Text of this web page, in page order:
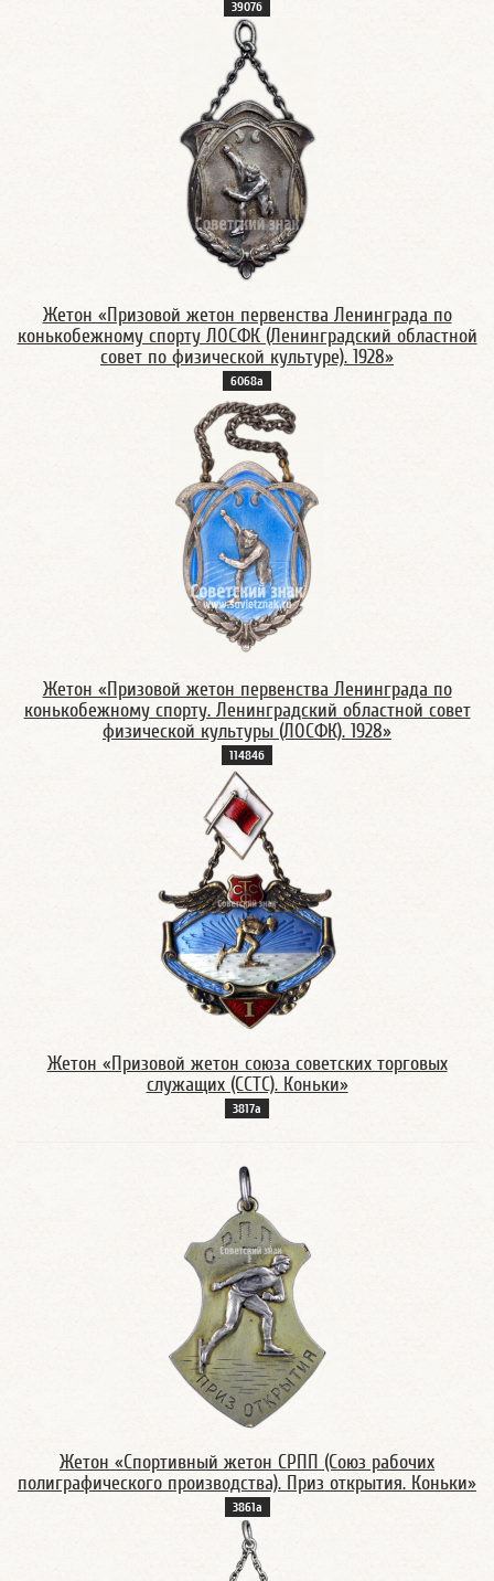
3907б
Жетон «Призовой жетон первенства Ленинграда по
конькобежному спорту ЛОСФК (Ленинградский областной
совет по физической культуре). 1928»
6068а
Жетон «Призовой жетон первенства Ленинграда по
конькобежному спорту. Ленинградский областной совет
физической культуры (ЛОСФК). 1928»
11484б
Жетон «Призовой жетон союза советских торговых
служащих (ССТС). Коньки»
3817а
Жетон «Спортивный жетон СРПП (Союз рабочих
полиграфического производства). Приз открытия. Коньки»
3861а